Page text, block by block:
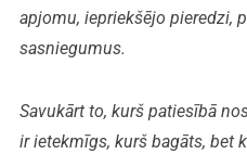
apjomu, iepriekšējo pieredzi,
sasniegumus.
Savukārt to, kurš patiesībā
ir ietekmīgs, kurš bagāts, bet